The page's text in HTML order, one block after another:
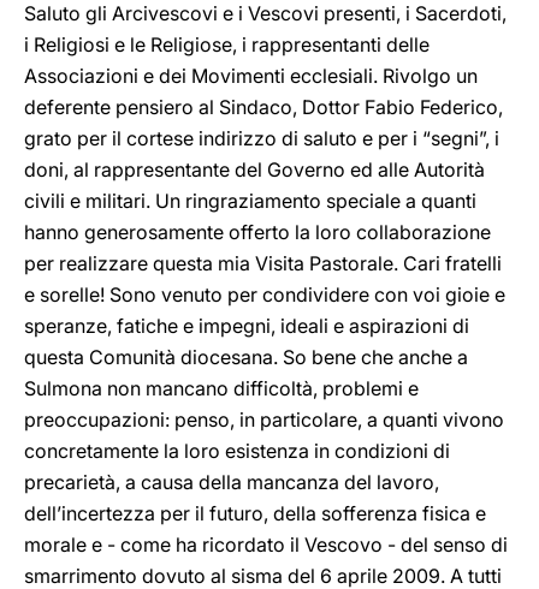
Saluto gli Arcivescovi e i Vescovi presenti, i Sacerdoti,
i Religiosi e le Religiose, i rappresentanti delle
Associazioni e dei Movimenti ecclesiali. Rivolgo un
deferente pensiero al Sindaco, Dottor Fabio Federico,
grato per il cortese indirizzo di saluto e per i “segni”, i
doni, al rappresentante del Governo ed alle Autorità
civili e militari. Un ringraziamento speciale a quanti
hanno generosamente offerto la loro collaborazione
per realizzare questa mia Visita Pastorale. Cari fratelli
e sorelle! Sono venuto per condividere con voi gioie e
speranze, fatiche e impegni, ideali e aspirazioni di
questa Comunità diocesana. So bene che anche a
Sulmona non mancano difficoltà, problemi e
preoccupazioni: penso, in particolare, a quanti vivono
concretamente la loro esistenza in condizioni di
precarietà, a causa della mancanza del lavoro,
dell’incertezza per il futuro, della sofferenza fisica e
morale e - come ha ricordato il Vescovo - del senso di
smarrimento dovuto al sisma del 6 aprile 2009. A tutti